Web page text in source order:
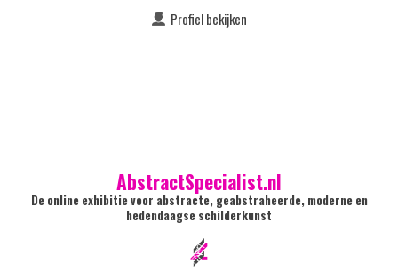
Profiel bekijken
AbstractSpecialist.nl
De online exhibitie voor abstracte, geabstraheerde, moderne en
hedendaagse schilderkunst